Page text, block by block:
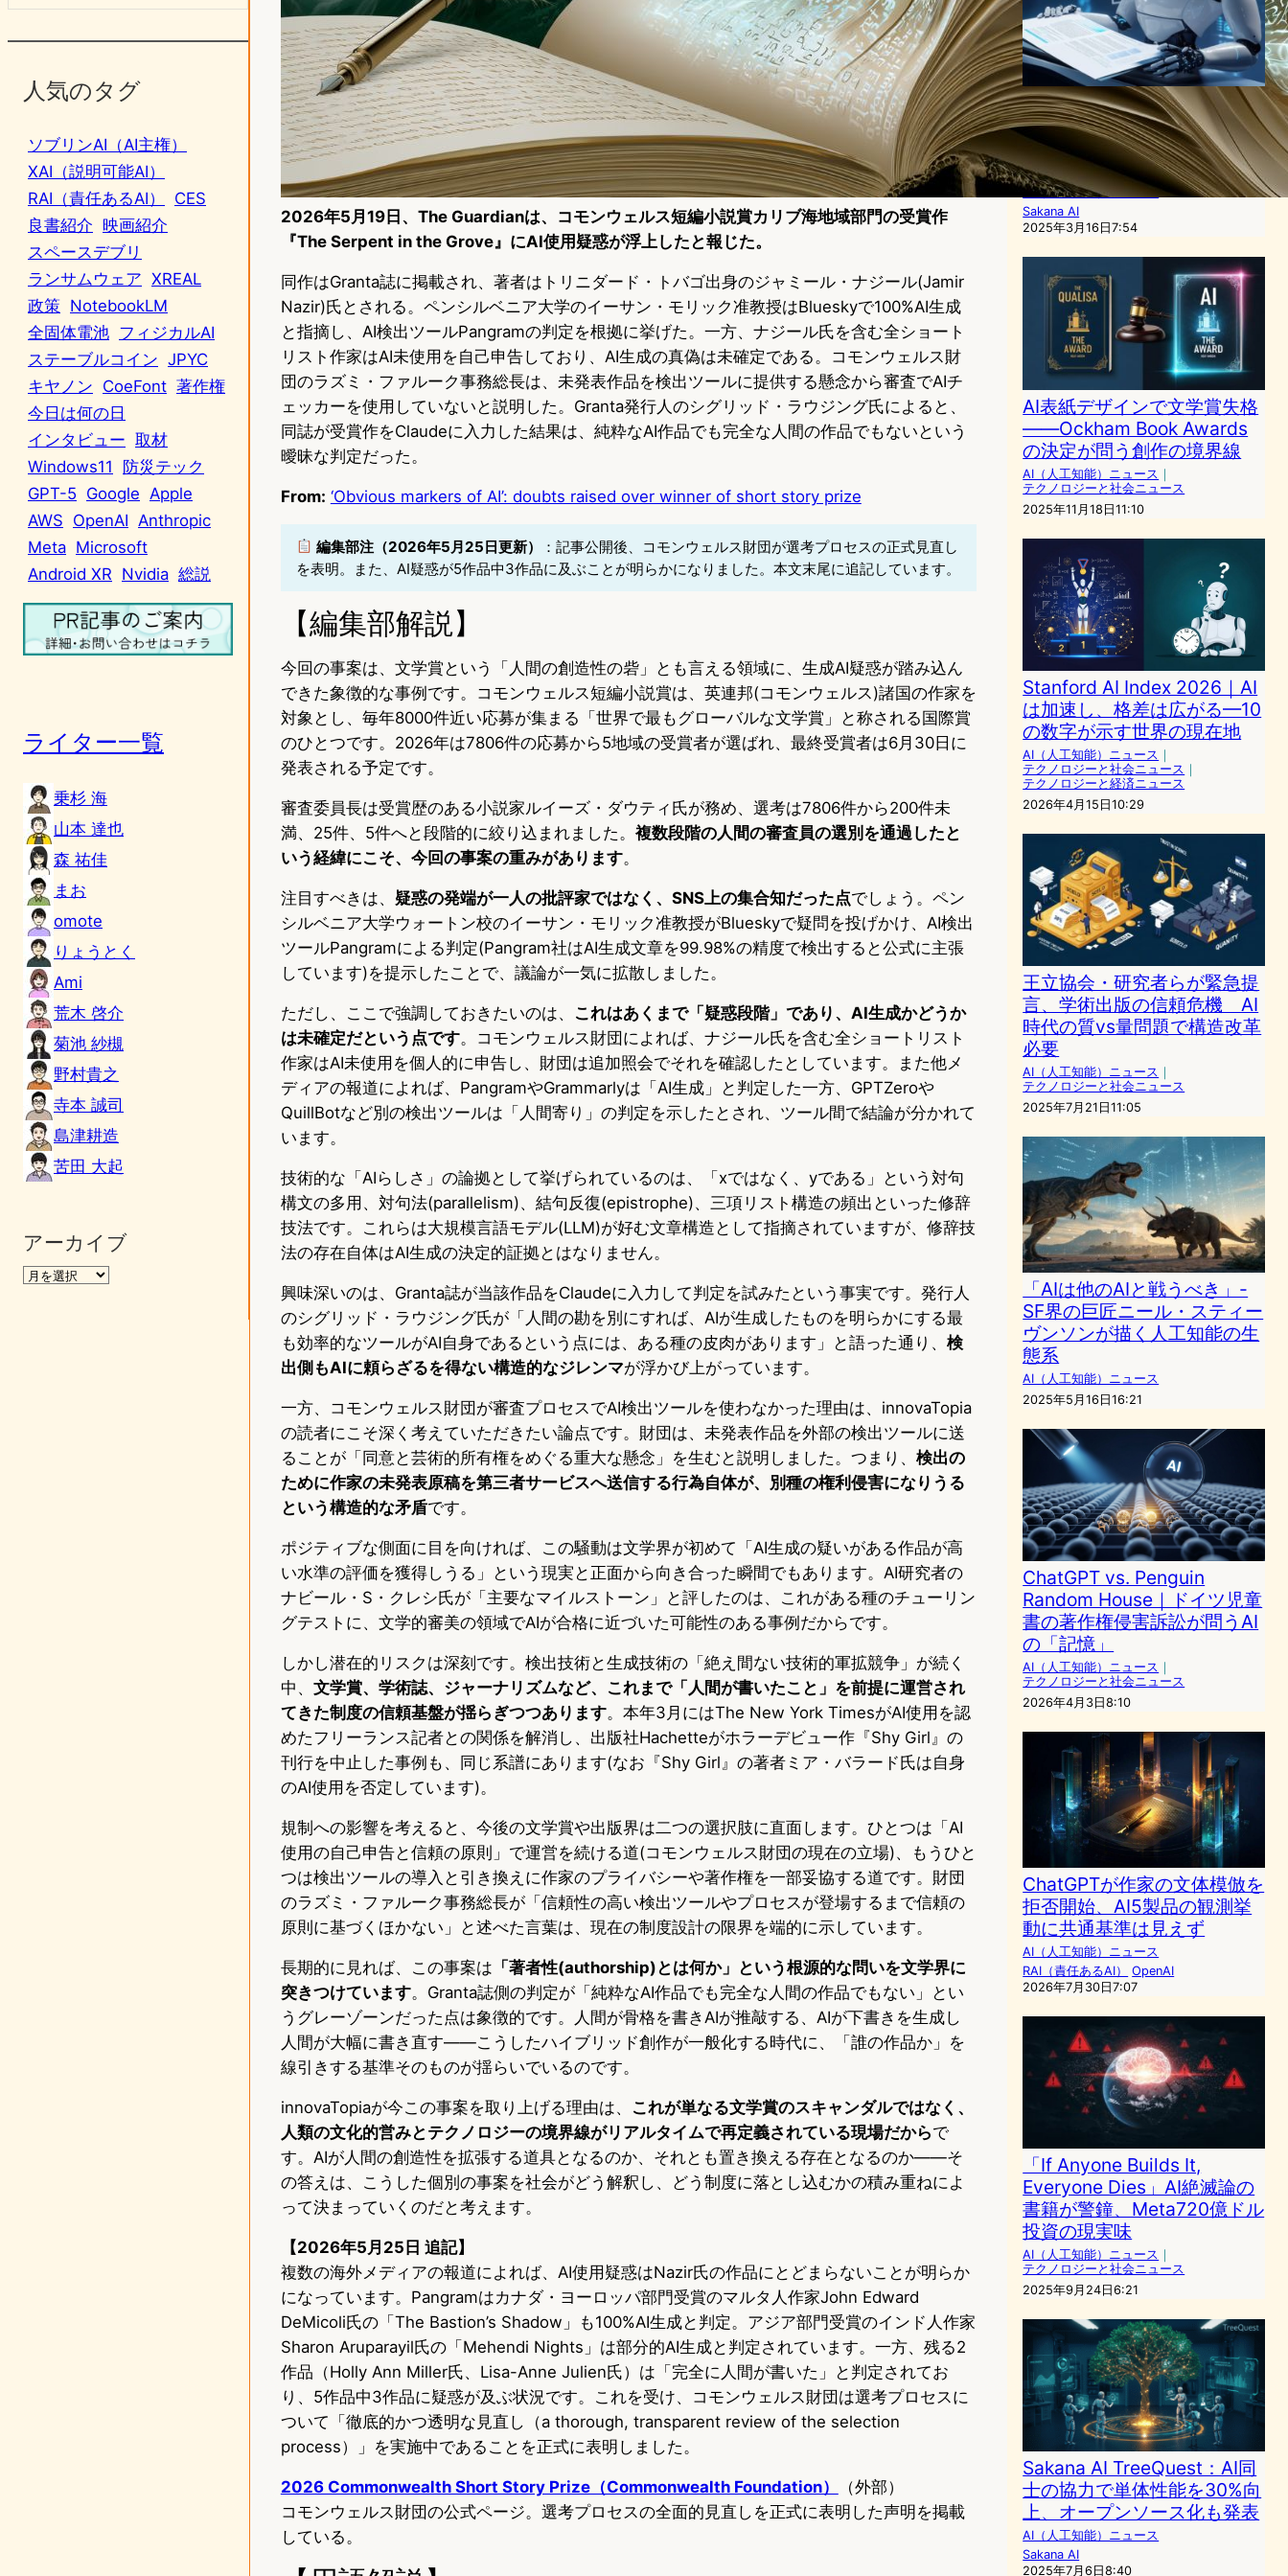
人気のタグ
ソブリンAI（AI主権）
XAI（説明可能AI）
RAI（責任あるAI）
CES
良書紹介 映画紹介
スペースデブリ
ランサムウェア XREAL
政策 NotebookLM
全固体電池 フィジカルAI
ステーブルコイン JPYC
キヤノン CoeFont 著作権
今日は何の日
インタビュー 取材
Windows11
防災テック
GPT-5 Google Apple
AWS OpenAI Anthropic
Meta Microsoft
Android XR Nvidia 総説
ライター一覧
乗杉 海
山本 達也
森 祐佳
まお
omote
りょうとく
Ami
荒木 啓介
菊池 紗槻
野村貴之
寺本 誠司
島津耕造
苦田 大起
アーカイブ
2026年5月19日、The Guardianは、コモンウェルス短編小説賞カリブ海地域部門の受賞作
『The Serpent in the Grove』にAI使用疑惑が浮上したと報じた。
同作はGranta誌に掲載され、著者はトリニダード・トバゴ出身のジャミール・ナジール(Jamir
Nazir)氏とされる。ペンシルベニア大学のイーサン・モリック准教授はBlueskyで100%AI生成
と指摘し、AI検出ツールPangramの判定を根拠に挙げた。一方、ナジール氏を含む全ショート
リスト作家はAI未使用を自己申告しており、AI生成の真偽は未確定である。コモンウェルス財
団のラズミ・ファルーク事務総長は、未発表作品を検出ツールに提供する懸念から審査でAIチ
ェッカーを使用していないと説明した。Granta発行人のシグリッド・ラウジング氏によると、
同誌が受賞作をClaudeに入力した結果は、純粋なAI作品でも完全な人間の作品でもないという
曖昧な判定だった。
From: ‘Obvious markers of AI’: doubts raised over winner of short story prize
編集部注（2026年5月25日更新）
：記事公開後、コモンウェルス財団が選考プロセスの正式見直し
を表明。また、AI疑惑が5作品中3作品に及ぶことが明らかになりました。本文末尾に追記しています。
【編集部解説】
今回の事案は、文学賞という「人間の創造性の砦」とも言える領域に、生成AI疑惑が踏み込ん
できた象徴的な事例です。コモンウェルス短編小説賞は、英連邦(コモンウェルス)諸国の作家を
対象とし、毎年8000件近い応募が集まる「世界で最もグローバルな文学賞」と称される国際賞
のひとつです。2026年は7806件の応募から5地域の受賞者が選ばれ、最終受賞者は6月30日に
発表される予定です。
審査委員長は受賞歴のある小説家ルイーズ・ダウティ氏が務め、選考は7806件から200件未
満、25件、5件へと段階的に絞り込まれました。 複数段階の人間の審査員の選別を通過したと
いう経緯にこそ、今回の事案の重みがあります。
注目すべきは、 疑惑の発端が一人の批評家ではなく、SNS上の集合知だった点でしょう。ペン
シルベニア大学ウォートン校のイーサン・モリック准教授がBlueskyで疑問を投げかけ、AI検出
ツールPangramによる判定(Pangram社はAI生成文章を99.98%の精度で検出すると公式に主張
しています)を提示したことで、議論が一気に拡散しました。
ただし、ここで強調しておきたいのは、
これはあくまで「疑惑段階」であり、AI生成かどうか
は未確定だという点です。コモンウェルス財団によれば、ナジール氏を含む全ショートリスト
作家はAI未使用を個人的に申告し、財団は追加照会でそれを確認したとしています。また他メ
ディアの報道によれば、PangramやGrammarlyは「AI生成」と判定した一方、GPTZeroや
QuillBotなど別の検出ツールは「人間寄り」の判定を示したとされ、ツール間で結論が分かれて
います。
技術的な「AIらしさ」の論拠として挙げられているのは、「xではなく、yである」という対句
構文の多用、対句法(parallelism)、結句反復(epistrophe)、三項リスト構造の頻出といった修辞
技法です。これらは大規模言語モデル(LLM)が好む文章構造として指摘されていますが、修辞技
法の存在自体はAI生成の決定的証拠とはなりません。
興味深いのは、Granta誌が当該作品をClaudeに入力して判定を試みたという事実です。発行人
のシグリッド・ラウジング氏が「人間の勘を別にすれば、AIが生成したものを明らかにする最
も効率的なツールがAI自身であるという点には、ある種の皮肉があります」と語った通り、 検
出側もAIに頼らざるを得ない構造的なジレンマが浮かび上がっています。
一方、コモンウェルス財団が審査プロセスでAI検出ツールを使わなかった理由は、innovaTopia
の読者にこそ深く考えていただきたい論点です。財団は、未発表作品を外部の検出ツールに送
ることが「同意と芸術的所有権をめぐる重大な懸念」を生むと説明しました。つまり、 検出の
ために作家の未発表原稿を第三者サービスへ送信する行為自体が、別種の権利侵害になりうる
という構造的な矛盾です。
ポジティブな側面に目を向ければ、この騒動は文学界が初めて「AI生成の疑いがある作品が高
い水準の評価を獲得しうる」という現実と正面から向き合った瞬間でもあります。AI研究者の
ナビール・S・クレシ氏が「主要なマイルストーン」と評したのは、これがある種のチューリン
グテストに、文学的審美の領域でAIが合格に近づいた可能性のある事例だからです。
しかし潜在的リスクは深刻です。検出技術と生成技術の「絶え間ない技術的軍拡競争」が続く
中、 文学賞、学術誌、ジャーナリズムなど、これまで「人間が書いたこと」を前提に運営され
てきた制度の信頼基盤が揺らぎつつあります。本年3月にはThe New York TimesがAI使用を認
めたフリーランス記者との関係を解消し、出版社Hachetteがホラーデビュー作『Shy Girl』の
刊行を中止した事例も、同じ系譜にあります(なお『Shy Girl』の著者ミア・バラード氏は自身
のAI使用を否定しています)。
規制への影響を考えると、今後の文学賞や出版界は二つの選択肢に直面します。ひとつは「AI
使用の自己申告と信頼の原則」で運営を続ける道(コモンウェルス財団の現在の立場)、もうひと
つは検出ツールの導入と引き換えに作家のプライバシーや著作権を一部妥協する道です。財団
のラズミ・ファルーク事務総長が「信頼性の高い検出ツールやプロセスが登場するまで信頼の
原則に基づくほかない」と述べた言葉は、現在の制度設計の限界を端的に示しています。
長期的に見れば、この事案は 「著者性(authorship)とは何か」という根源的な問いを文学界に
突きつけています。Granta誌側の判定が「純粋なAI作品でも完全な人間の作品でもない」とい
うグレーゾーンだった点は象徴的です。人間が骨格を書きAIが推敲する、AIが下書きを生成し
人間が大幅に書き直す——こうしたハイブリッド創作が一般化する時代に、「誰の作品か」を
線引きする基準そのものが揺らいでいるのです。
innovaTopiaが今この事案を取り上げる理由は、
これが単なる文学賞のスキャンダルではなく、
人類の文化的営みとテクノロジーの境界線がリアルタイムで再定義されている現場だからで
す。AIが人間の創造性を拡張する道具となるのか、それとも置き換える存在となるのか——そ
の答えは、こうした個別の事案を社会がどう解釈し、どう制度に落とし込むかの積み重ねによ
って決まっていくのだと考えます。
【2026年5月25日 追記】
複数の海外メディアの報道によれば、AI使用疑惑はNazir氏の作品にとどまらないことが明らか
になっています。Pangramはカナダ・ヨーロッパ部門受賞のマルタ人作家John Edward
DeMicoli氏の「The Bastion’s Shadow」も100%AI生成と判定。アジア部門受賞のインド人作家
Sharon Aruparayil氏の「Mehendi Nights」は部分的AI生成と判定されています。一方、残る2
作品（Holly Ann Miller氏、Lisa-Anne Julien氏）は「完全に人間が書いた」と判定されてお
り、5作品中3作品に疑惑が及ぶ状況です。これを受け、コモンウェルス財団は選考プロセスに
ついて「徹底的かつ透明な見直し（a thorough, transparent review of the selection
process）」を実施中であることを正式に表明しました。
2026 Commonwealth Short Story Prize（Commonwealth Foundation）
（外部）
コモンウェルス財団の公式ページ。選考プロセスの全面的見直しを正式に表明した声明を掲載
している。
Sakana AI、世界初のAI生成
論文が査読通過 – 科学研究の
未来を変える日本発の技術革
新
AI（人工知能）ニュース
Sakana AI
2025年3月16日7:54
AI表紙デザインで文学賞失格
——Ockham Book Awards
の決定が問う創作の境界線
AI（人工知能）ニュース ｜
テクノロジーと社会ニュース
2025年11月18日11:10
Stanford AI Index 2026｜AI
は加速し、格差は広がる—10
の数字が示す世界の現在地
AI（人工知能）ニュース ｜
テクノロジーと社会ニュース ｜
テクノロジーと経済ニュース
2026年4月15日10:29
王立協会・研究者らが緊急提
言、学術出版の信頼危機 AI
時代の質vs量問題で構造改革
必要
AI（人工知能）ニュース ｜
テクノロジーと社会ニュース
2025年7月21日11:05
「AIは他のAIと戦うべき」-
SF界の巨匠ニール・スティー
ヴンソンが描く人工知能の生
態系
AI（人工知能）ニュース
2025年5月16日16:21
ChatGPT vs. Penguin
Random House｜ドイツ児童
書の著作権侵害訴訟が問うAI
の「記憶」
AI（人工知能）ニュース ｜
テクノロジーと社会ニュース
2026年4月3日8:10
ChatGPTが作家の文体模倣を
拒否開始、AI5製品の観測挙
動に共通基準は見えず
AI（人工知能）ニュース
RAI（責任あるAI）
OpenAI
2026年7月30日7:07
「If Anyone Builds It,
Everyone Dies」AI絶滅論の
書籍が警鐘、Meta720億ドル
投資の現実味
AI（人工知能）ニュース ｜
テクノロジーと社会ニュース
2025年9月24日6:21
Sakana AI TreeQuest：AI同
士の協力で単体性能を30%向
上、オープンソース化も発表
AI（人工知能）ニュース
Sakana AI
2025年7月6日8:40